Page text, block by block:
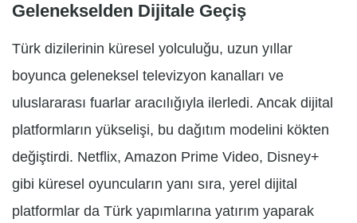
Gelenekselden Dijitale Geçiş
Türk dizilerinin küresel yolculuğu, uzun yıllar
boyunca geleneksel televizyon kanalları ve
uluslararası fuarlar aracılığıyla ilerledi. Ancak dijital
platformların yükselişi, bu dağıtım modelini kökten
değiştirdi. Netflix, Amazon Prime Video, Disney+
gibi küresel oyuncuların yanı sıra, yerel dijital
platformlar da Türk yapımlarına yatırım yaparak